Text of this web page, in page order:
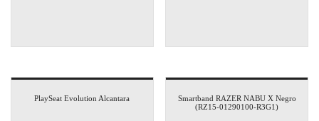
PlaySeat Evolution Alcantara
Smartband RAZER NABU X Negro
(RZ15-01290100-R3G1)